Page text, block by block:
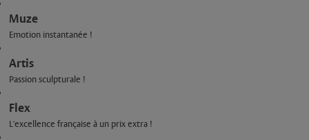
Muze
Emotion instantanée !
Artis
Passion sculpturale !
Flex
L'excellence française à un prix extra !